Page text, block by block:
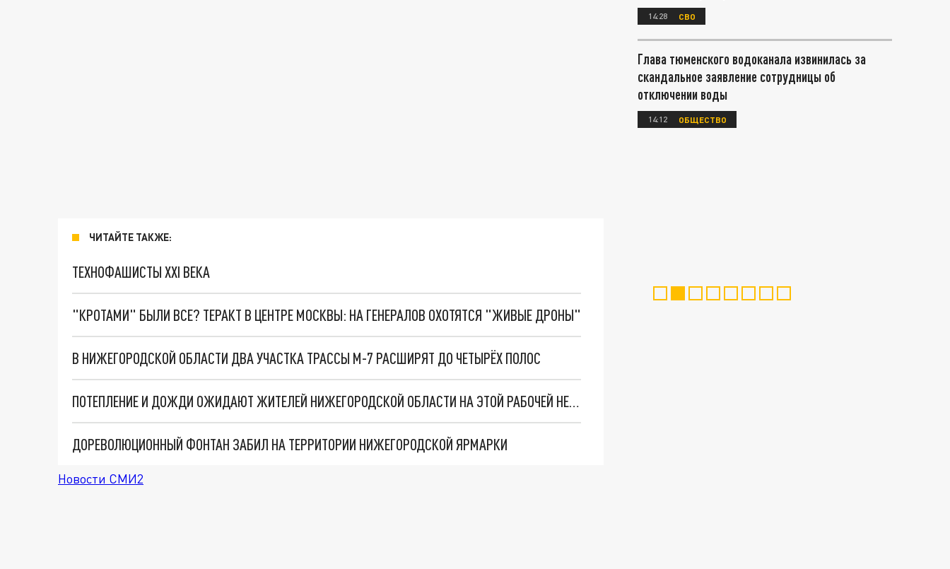
ЧИТАЙТЕ ТАКЖЕ:
ТЕХНОФАШИСТЫ XXI ВЕКА
"КРОТАМИ" БЫЛИ ВСЕ? ТЕРАКТ В ЦЕНТРЕ МОСКВЫ: НА ГЕНЕРАЛОВ ОХОТЯТСЯ "ЖИВЫЕ ДРОНЫ"
В НИЖЕГОРОДСКОЙ ОБЛАСТИ ДВА УЧАСТКА ТРАССЫ М-7 РАСШИРЯТ ДО ЧЕТЫРЁХ ПОЛОС
ПОТЕПЛЕНИЕ И ДОЖДИ ОЖИДАЮТ ЖИТЕЛЕЙ НИЖЕГОРОДСКОЙ ОБЛАСТИ НА ЭТОЙ РАБОЧЕЙ НЕДЕЛЕ
ДОРЕВОЛЮЦИОННЫЙ ФОНТАН ЗАБИЛ НА ТЕРРИТОРИИ НИЖЕГОРОДСКОЙ ЯРМАРКИ
Новости СМИ2
14:28 СВО
Глава тюменского водоканала извинилась за
скандальное заявление сотрудницы об
отключении воды
14:12 ОБЩЕСТВО